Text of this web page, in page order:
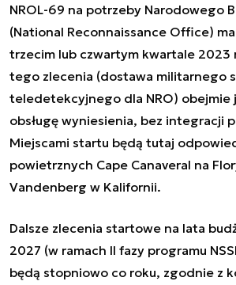
NROL-69 na potrzeby Narodowego
(National Reconnaissance Office)
trzecim lub czwartym kwartale 2023
tego zlecenia (dostawa militarnego
teledetekcyjnego dla NRO) obejmie
obsługę wyniesienia, bez integracji
Miejscami startu będą tutaj
powietrznych Cape Canaveral na
Vandenberg w Kalifornii.
Dalsze zlecenia startowe na lata
2027 (w ramach II fazy programu
będą stopniowo co roku, zgodnie z